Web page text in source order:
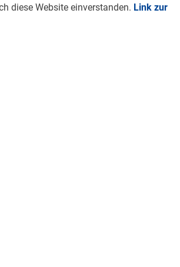
diese Website einverstanden. Link zur